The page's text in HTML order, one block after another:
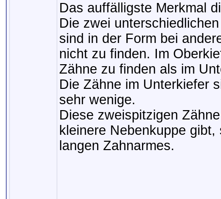
Das auffälligste Merkmal
Die zwei
sind in der Form bei
nicht zu finden. Im
Zähne zu finden als im
Die Zähne im Unterkiefer
sehr wenige.
Diese zweispitzigen
kleinere Nebenkuppe
langen Zahnarmes.